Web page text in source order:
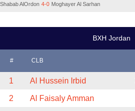
Shabab AlOrdon 4-0 Moghayer Al Sarhan
BXH Jordan
# CLB
1 Al Hussein Irbid
2 Al Faisaly Amman